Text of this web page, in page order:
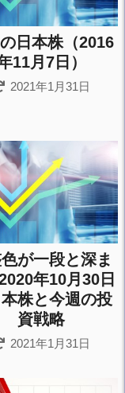
日本株（2016
11月7日）
2021年1月31日
が一段と深ま
年10月30日
株と今週の投
資戦略
2021年1月31日